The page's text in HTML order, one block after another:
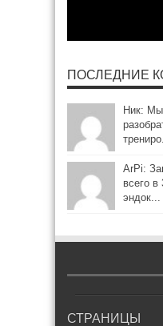
ПОСЛЕДНИЕ
Ник: Мы
ArPi:
всего
эндок...
СТРАНИЦЫ